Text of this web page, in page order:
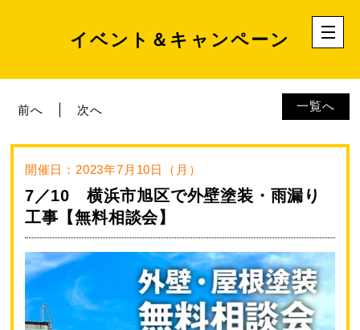
イベント＆キャンペーン
一覧へ
前へ 次へ
開催日：2023年7月10日（月）
7／10 横浜市旭区で外壁塗装・雨漏り
工事【無料相談会】